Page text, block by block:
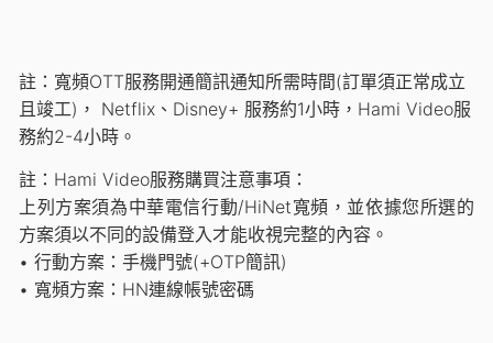
註：寬頻OTT服務開通簡訊通知所需時間(訂單須正常成立
且竣工)， Netflix、Disney+ 服務約1小時，Hami Video服
務約2-4小時。
註：Hami Video服務購買注意事項：
上列方案須為中華電信行動/HiNet寬頻，並依據您所選的
方案須以不同的設備登入才能收視完整的內容。
• 行動方案：手機門號(+OTP簡訊)
• 寬頻方案：HN連線帳號密碼